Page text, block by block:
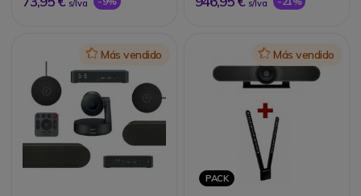
s/Iva s/Iva
IconMás vendido IconMás vendido
PACK